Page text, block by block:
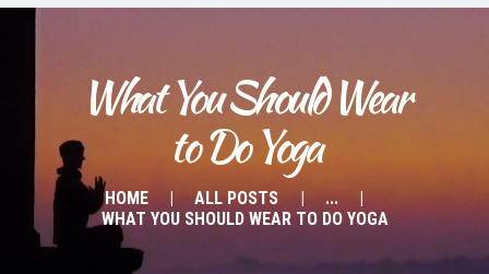
What You Should Wear
to Do Yoga
HOME ALL POSTS
...
WHAT YOU SHOULD WEAR TO DO YOGA
Contact & Bookings
English
Deutsch